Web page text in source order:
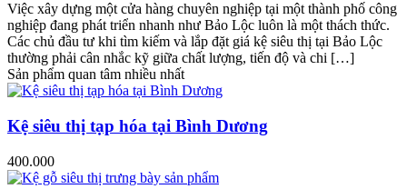
Việc xây dựng một cửa hàng chuyên nghiệp tại một thành phố công
nghiệp đang phát triển nhanh như Bảo Lộc luôn là một thách thức.
Các chủ đầu tư khi tìm kiếm và lắp đặt giá kệ siêu thị tại Bảo Lộc
thường phải cân nhắc kỹ giữa chất lượng, tiến độ và chi […]
Sản phẩm quan tâm nhiều nhất
Kệ siêu thị tạp hóa tại Bình Dương
400.000